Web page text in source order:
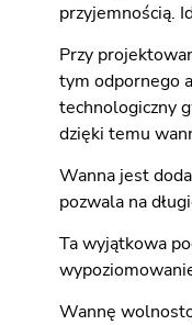
przyjemnością.
Przy
tym odpornego
technologiczny
dzięki temu
Wanna jest
pozwala na
Ta wyjątkowa
Wannę